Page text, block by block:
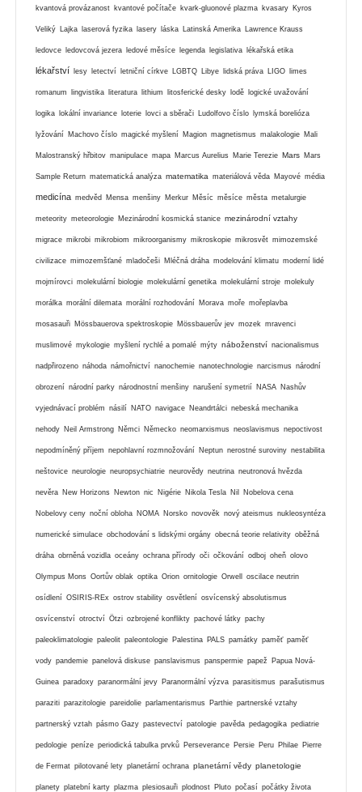
kvantová provázanost kvantové počítače kvark-gluonové plazma kvasary Kyros
Veliký Lajka laserová fyzika lasery láska Latinská Amerika Lawrence Krauss
ledovce ledovcová jezera ledové měsíce legenda legislativa lékařská etika
lékařství lesy letectví letniční církve LGBTQ Libye lidská práva LIGO limes
romanum lingvistika literatura lithium litosferické desky lodě logické uvažování
logika lokální invariance loterie lovci a sběrači Ludolfovo číslo lymská borelióza
lyžování Machovo číslo magické myšlení Magion magnetismus malakologie Mali
Malostranský hřbitov manipulace mapa Marcus Aurelius Marie Terezie Mars Mars
Sample Return matematická analýza matematika materiálová věda Mayové média
medicína medvěd Mensa menšiny Merkur Měsíc měsíce města metalurgie
meteority meteorologie Mezinárodní kosmická stanice mezinárodní vztahy
migrace mikrobi mikrobiom mikroorganismy mikroskopie mikrosvět mimozemské
civilizace mimozemšťané mladočeši Mléčná dráha modelování klimatu moderní lidé
mojmírovci molekulární biologie molekulární genetika molekulární stroje molekuly
morálka morální dilemata morální rozhodování Morava moře mořeplavba
mosasauři Mössbauerova spektroskopie Mössbauerův jev mozek mravenci
muslimové mykologie myšlení rychlé a pomalé mýty náboženství nacionalismus
nadpřirozeno náhoda námořnictví nanochemie nanotechnologie narcismus národní
obrození národní parky národnostní menšiny narušení symetrií NASA Nashův
vyjednávací problém násilí NATO navigace Neandrtálci nebeská mechanika
nehody Neil Armstrong Němci Německo neomarxismus neoslavismus nepoctivost
nepodmíněný příjem nepohlavní rozmnožování Neptun nerostné suroviny nestabilita
neštovice neurologie neuropsychiatrie neurovědy neutrina neutronová hvězda
nevěra New Horizons Newton nic Nigérie Nikola Tesla Nil Nobelova cena
Nobelovy ceny noční obloha NOMA Norsko novověk nový ateismus nukleosyntéza
numerické simulace obchodování s lidskými orgány obecná teorie relativity oběžná
dráha obrněná vozidla oceány ochrana přírody oči očkování odboj oheň olovo
Olympus Mons Oortův oblak optika Orion ornitologie Orwell oscilace neutrin
osídlení OSIRIS-REx ostrov stability osvětlení osvícenský absolutismus
osvícenství otroctví Ötzi ozbrojené konflikty pachové látky pachy
paleoklimatologie paleolit paleontologie Palestina PALS památky paměť paměť
vody pandemie panelová diskuse panslavismus panspermie papež Papua Nová-
Guinea paradoxy paranormální jevy Paranormální výzva parasitismus parašutismus
paraziti parazitologie pareidolie parlamentarismus Parthie partnerské vztahy
partnerský vztah pásmo Gazy pastevectví patologie pavěda pedagogika pediatrie
pedologie peníze periodická tabulka prvků Perseverance Persie Peru Philae Pierre
de Fermat pilotované lety planetární ochrana planetární vědy planetologie
planety platební karty plazma plesiosauři plodnost Pluto počasí počátky života